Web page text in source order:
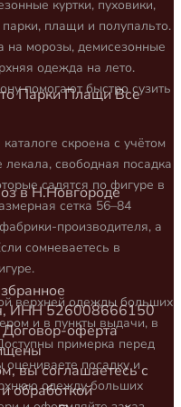
куртки, пуховики,
плащи и полупальто.
морозы, демисезонные
одежда на лето.
помогают быстро сузить
каталоге скроена с учётом
свободная посадка
садятся по фигуре в
сетка 56–84
производителя, а
сомневаетесь в
верхней одежды больших
и в пункты выдачи, в
примерка перед
посадку и
одежду больших
Парки ПлащиВсе
в Н.Новгороде
ИНН 526008666150
Договор-оферта
вы соглашаетесь с
обработкой